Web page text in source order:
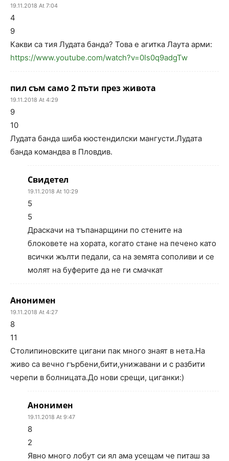
19.11.2018 At 7:04
4
9
Какви са тия Лудата банда? Това е агитка Лаута арми:
https://www.youtube.com/watch?v=0Is0q9adgTw
пил съм само 2 пъти през живота
19.11.2018 At 4:29
9
10
Лудата банда шиба кюстендилски мангусти.Лудата
банда командва в Пловдив.
Свидетел
19.11.2018 At 10:29
5
5
Драскачи на тъпанарщини по стените на
блоковете на хората, когато стане на печено като
всички жълти педали, са на земята сополиви и се
молят на буферите да не ги смачкат
Анонимен
19.11.2018 At 4:27
8
11
Столипиновските цигани пак много знаят в нета.На
живо са вечно гърбени,бити,унижавани и с разбити
черепи в болницата.До нови срещи, циганки:)
Анонимен
19.11.2018 At 9:47
8
2
Явно много лобут си ял ама усещам че питаш за